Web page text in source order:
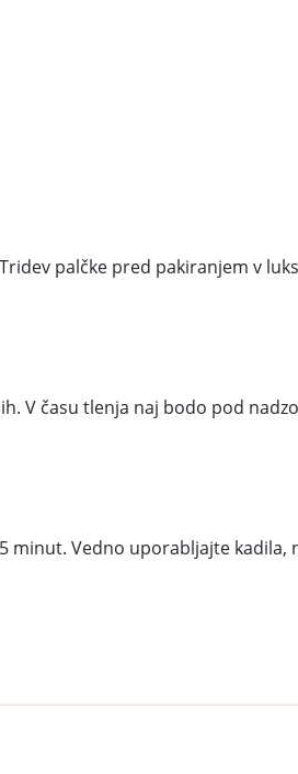
palčke pred pakiranjem v
V času tlenja naj bodo pod
minut. Vedno uporabljajte kadila,